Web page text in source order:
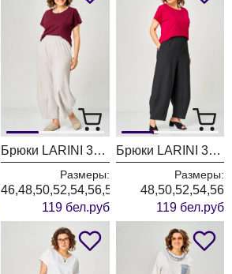
Брюки LARINI 3001 светло-серый
Размеры:
46,48,50,52,54,56,58
119 бел.руб
Брюки LARINI 3001 черный
Размеры:
48,50,52,54,56
119 бел.руб